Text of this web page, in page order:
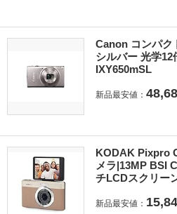
Canon コンパク
シルバー 光学
IXY650mSL
新品最安値：
KODAK Pixpro
メラ|13MP BSI
チLCDスクリー
新品最安値：